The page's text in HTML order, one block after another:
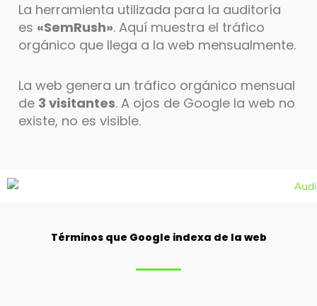
La herramienta utilizada para la auditoría
es «SemRush». Aquí muestra el tráfico
orgánico que llega a la web mensualmente.
La web genera un tráfico orgánico mensual
de 3 visitantes. A ojos de Google la web no
existe, no es visible.
Términos que Google indexa de la web